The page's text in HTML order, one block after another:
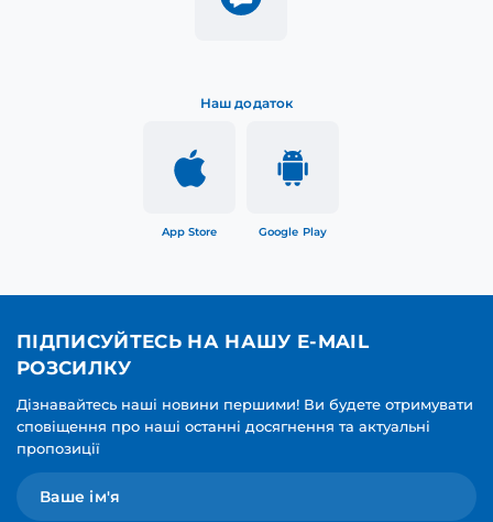
Наш додаток
App Store Google Play
ПІДПИСУЙТЕСЬ НА НАШУ E-MAIL
РОЗСИЛКУ
Дізнавайтесь наші новини першими! Ви будете отримувати
сповіщення про наші останні досягнення та актуальні
пропозиції